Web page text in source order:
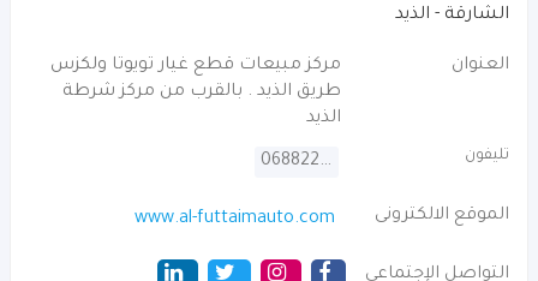
الشارقة - الذيد
العنوان
مركز مبيعات قطع غيار تويوتا ولكزس
طريق الذيد . بالقرب من مركز شرطة
الذيد
تليفون 068822837
الموقع الالكترونى www.al-futtaimauto.com
التواصل الإجتماعى